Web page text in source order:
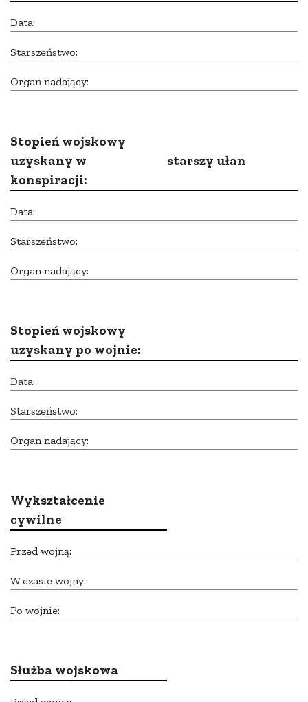
Data:
Starszeństwo:
Organ nadający:
Stopień wojskowy
uzyskany w
konspiracji:
starszy ułan
Data:
Starszeństwo:
Organ nadający:
Stopień wojskowy
uzyskany po wojnie:
Data:
Starszeństwo:
Organ nadający:
Wykształcenie
cywilne
Przed wojną:
W czasie wojny:
Po wojnie:
Służba wojskowa